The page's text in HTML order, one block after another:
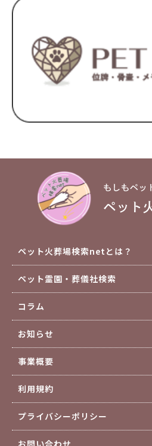
ペット火葬場検索netとは？
ペット霊園・葬儀社検索
コラム
お知らせ
事業概要
利用規約
プライバシーポリシー
お問い合わせ